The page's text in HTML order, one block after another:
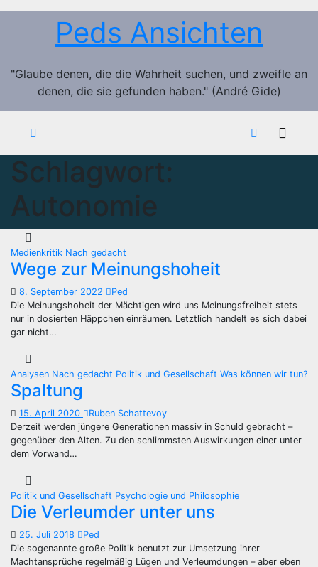
Zum
Peds Ansichten
"Glaube denen, die die Wahrheit suchen, und zweifle an
denen, die sie gefunden haben." (André Gide)
Schlagwort:
Autonomie
Medienkritik Nach gedacht
Wege zur Meinungshoheit
8. September 2022
Ped
Die Meinungshoheit der Mächtigen wird uns Meinungsfreiheit stets
nur in dosierten Häppchen einräumen. Letztlich handelt es sich dabei
gar nicht…
Analysen Nach gedacht Politik und Gesellschaft Was können wir tun?
Spaltung
15. April 2020
Ruben Schattevoy
Derzeit werden jüngere Generationen massiv in Schuld gebracht –
gegenüber den Alten. Zu den schlimmsten Auswirkungen einer unter
dem Vorwand…
Politik und Gesellschaft Psychologie und Philosophie
Die Verleumder unter uns
25. Juli 2018
Ped
Die sogenannte große Politik benutzt zur Umsetzung ihrer
Machtansprüche regelmäßig Lügen und Verleumdungen – aber eben